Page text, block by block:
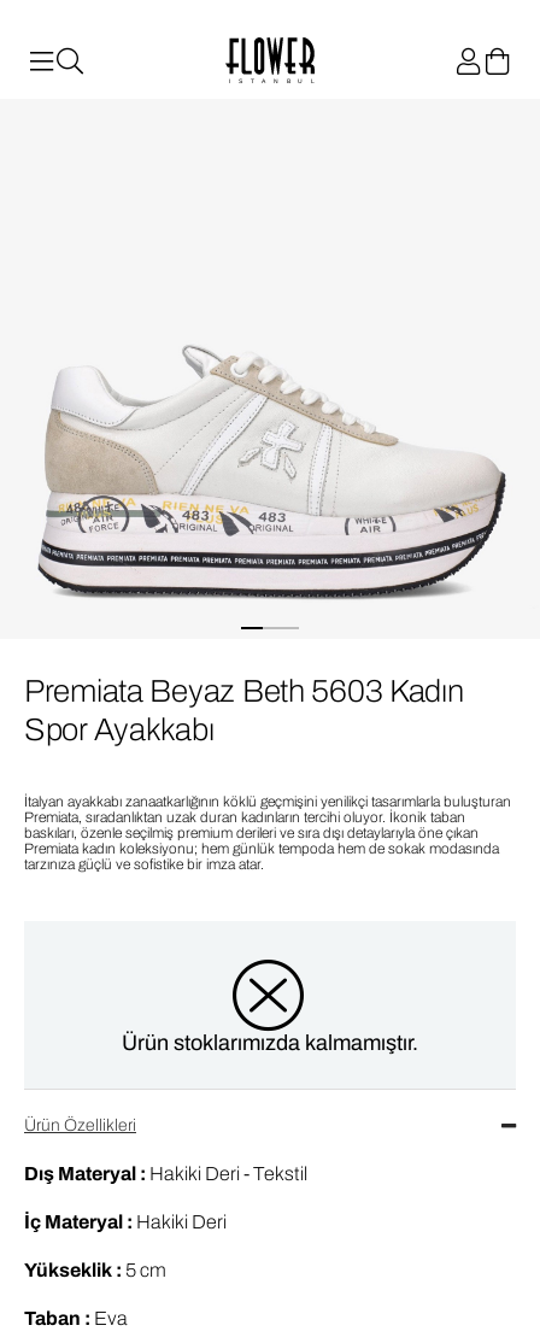
ISTANBUL
Premiata Beyaz Beth 5603 Kadın
Spor Ayakkabı
İtalyan ayakkabı zanaatkarlığının köklü geçmişini yenilikçi tasarımlarla buluşturan
Premiata, sıradanlıktan uzak duran kadınların tercihi oluyor. İkonik taban
baskıları, özenle seçilmiş premium derileri ve sıra dışı detaylarıyla öne çıkan
Premiata kadın koleksiyonu; hem günlük tempoda hem de sokak modasında
tarzınıza güçlü ve sofistike bir imza atar.
Ürün stoklarımızda kalmamıştır.
Ürün Özellikleri
Dış Materyal : Hakiki Deri - Tekstil
İç Materyal : Hakiki Deri
Yükseklik : 5 cm
Taban : Eva